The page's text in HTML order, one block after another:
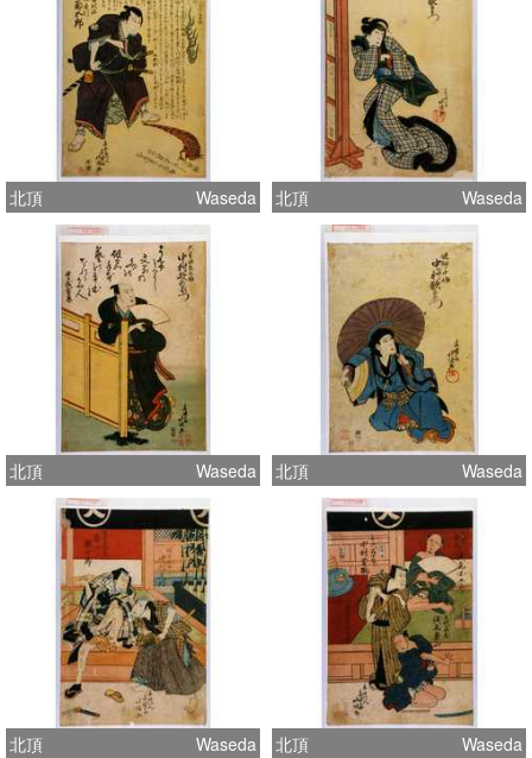
北頂 Waseda 北頂 Waseda
北頂 Waseda 北頂 Waseda
北頂 Waseda 北頂 Waseda